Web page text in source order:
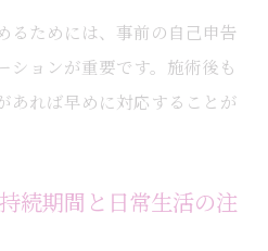
るためには、事前の自己申告
ションが重要です。施術後も
あれば早めに対応することが
続期間と日常生活の注